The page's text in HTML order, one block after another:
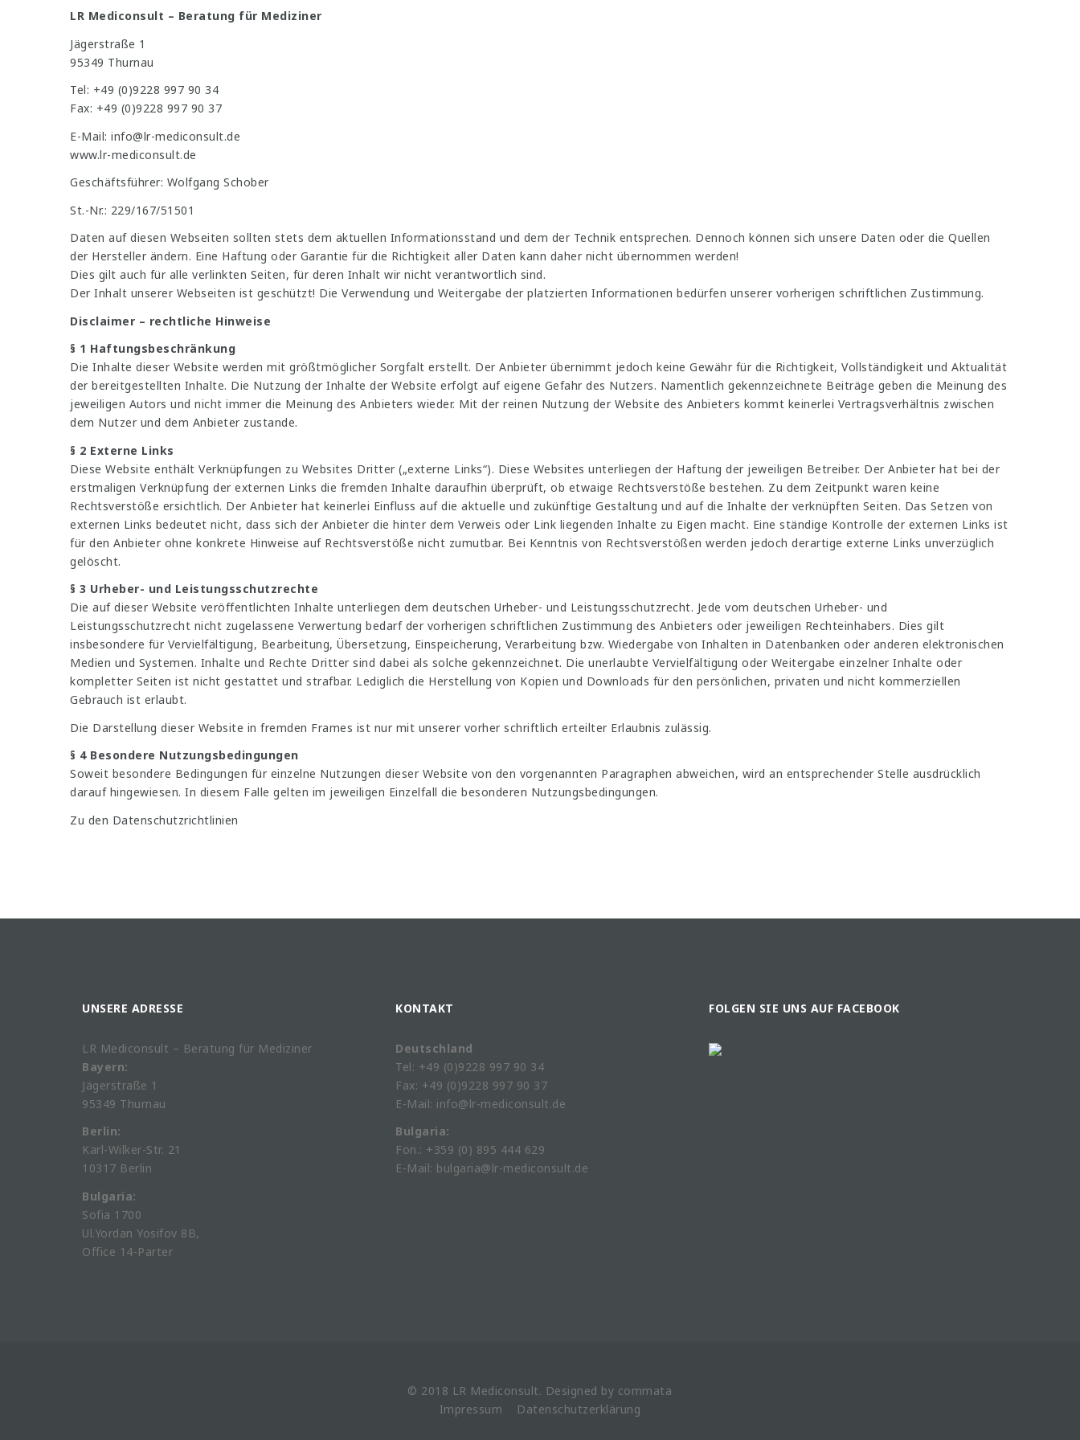
LR Mediconsult – Beratung für Mediziner
Jägerstraße 1
95349 Thurnau
Tel: +49 (0)9228 997 90 34
Fax: +49 (0)9228 997 90 37
E-Mail: info@lr-mediconsult.de
www.lr-mediconsult.de
Geschäftsführer: Wolfgang Schober
St.-Nr.: 229/167/51501
Daten auf diesen Webseiten sollten stets dem aktuellen Informationsstand und dem der Technik entsprechen. Dennoch können sich unsere Daten oder die Quellen
der Hersteller ändern. Eine Haftung oder Garantie für die Richtigkeit aller Daten kann daher nicht übernommen werden!
Dies gilt auch für alle verlinkten Seiten, für deren Inhalt wir nicht verantwortlich sind.
Der Inhalt unserer Webseiten ist geschützt! Die Verwendung und Weitergabe der platzierten Informationen bedürfen unserer vorherigen schriftlichen Zustimmung.
Disclaimer – rechtliche Hinweise
§ 1 Haftungsbeschränkung
Die Inhalte dieser Website werden mit größtmöglicher Sorgfalt erstellt. Der Anbieter übernimmt jedoch keine Gewähr für die Richtigkeit, Vollständigkeit und Aktualität
der bereitgestellten Inhalte. Die Nutzung der Inhalte der Website erfolgt auf eigene Gefahr des Nutzers. Namentlich gekennzeichnete Beiträge geben die Meinung des
jeweiligen Autors und nicht immer die Meinung des Anbieters wieder. Mit der reinen Nutzung der Website des Anbieters kommt keinerlei Vertragsverhältnis zwischen
dem Nutzer und dem Anbieter zustande.
§ 2 Externe Links
Diese Website enthält Verknüpfungen zu Websites Dritter („externe Links“). Diese Websites unterliegen der Haftung der jeweiligen Betreiber. Der Anbieter hat bei der
erstmaligen Verknüpfung der externen Links die fremden Inhalte daraufhin überprüft, ob etwaige Rechtsverstöße bestehen. Zu dem Zeitpunkt waren keine
Rechtsverstöße ersichtlich. Der Anbieter hat keinerlei Einfluss auf die aktuelle und zukünftige Gestaltung und auf die Inhalte der verknüpften Seiten. Das Setzen von
externen Links bedeutet nicht, dass sich der Anbieter die hinter dem Verweis oder Link liegenden Inhalte zu Eigen macht. Eine ständige Kontrolle der externen Links ist
für den Anbieter ohne konkrete Hinweise auf Rechtsverstöße nicht zumutbar. Bei Kenntnis von Rechtsverstößen werden jedoch derartige externe Links unverzüglich
gelöscht.
§ 3 Urheber- und Leistungsschutzrechte
Die auf dieser Website veröffentlichten Inhalte unterliegen dem deutschen Urheber- und Leistungsschutzrecht. Jede vom deutschen Urheber- und
Leistungsschutzrecht nicht zugelassene Verwertung bedarf der vorherigen schriftlichen Zustimmung des Anbieters oder jeweiligen Rechteinhabers. Dies gilt
insbesondere für Vervielfältigung, Bearbeitung, Übersetzung, Einspeicherung, Verarbeitung bzw. Wiedergabe von Inhalten in Datenbanken oder anderen elektronischen
Medien und Systemen. Inhalte und Rechte Dritter sind dabei als solche gekennzeichnet. Die unerlaubte Vervielfältigung oder Weitergabe einzelner Inhalte oder
kompletter Seiten ist nicht gestattet und strafbar. Lediglich die Herstellung von Kopien und Downloads für den persönlichen, privaten und nicht kommerziellen
Gebrauch ist erlaubt.
Die Darstellung dieser Website in fremden Frames ist nur mit unserer vorher schriftlich erteilter Erlaubnis zulässig.
§ 4 Besondere Nutzungsbedingungen
Soweit besondere Bedingungen für einzelne Nutzungen dieser Website von den vorgenannten Paragraphen abweichen, wird an entsprechender Stelle ausdrücklich
darauf hingewiesen. In diesem Falle gelten im jeweiligen Einzelfall die besonderen Nutzungsbedingungen.
Zu den Datenschutzrichtlinien
UNSERE ADRESSE
LR Mediconsult – Beratung für Mediziner
Bayern:
Jägerstraße 1
95349 Thurnau
Berlin:
Karl-Wilker-Str. 21
10317 Berlin
Bulgaria:
Sofia 1700
Ul.Yordan Yosifov 8B,
Office 14-Parter
KONTAKT
Deutschland
Tel: +49 (0)9228 997 90 34
Fax: +49 (0)9228 997 90 37
E-Mail: info@lr-mediconsult.de
Bulgaria:
Fon.: +359 (0) 895 444 629
E-Mail: bulgaria@lr-mediconsult.de
FOLGEN SIE UNS AUF FACEBOOK
© 2018 LR Mediconsult. Designed by commata
Impressum
Datenschutzerklärung